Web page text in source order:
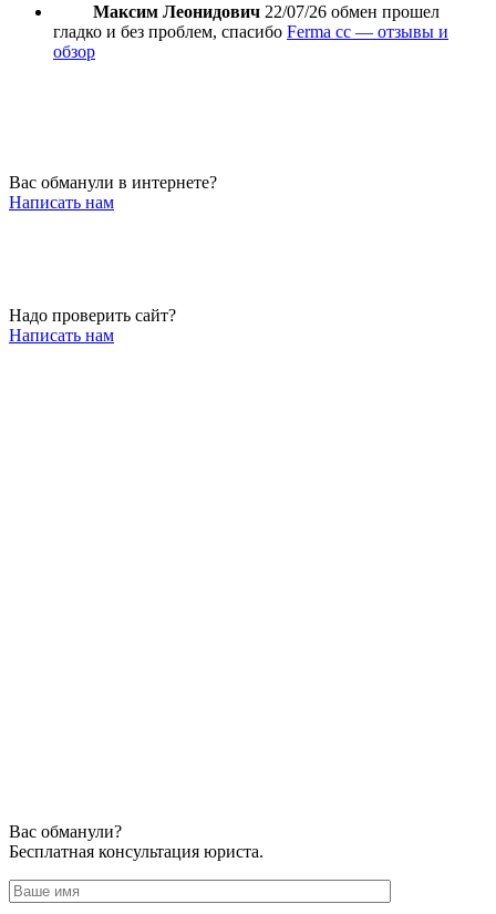
Максим Леонидович 22/07/26 обмен прошел
гладко и без проблем, спасибо Ferma cc — отзывы и
обзор
Вас обманули в интернете?
Написать нам
Надо проверить сайт?
Написать нам
Вас обманули?
Бесплатная консультация юриста.